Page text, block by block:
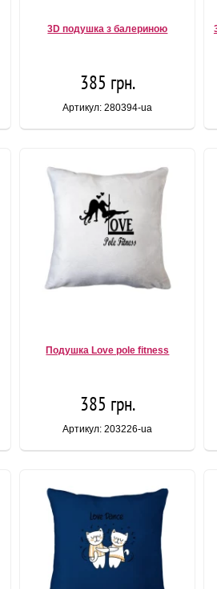
3D подушка з балериною
385 грн.
Артикул: 280394-ua
Подушка Love pole fitness
385 грн.
Артикул: 203226-ua